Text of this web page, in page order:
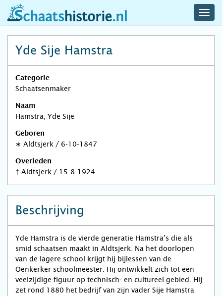
schaatshistorie.nl
Yde Sije Hamstra
Categorie
Schaatsenmaker
Naam
Hamstra, Yde Sije
Geboren
∗ Aldtsjerk / 6-10-1847
Overleden
† Aldtsjerk / 15-8-1924
Beschrijving
Yde Hamstra is de vierde generatie Hamstra’s die als
smid schaatsen maakt in Aldtsjerk. Na het doorlopen
van de lagere school krijgt hij bijlessen van de
Oenkerker schoolmeester. Hij ontwikkelt zich tot een
veelzijdige figuur op technisch- en cultureel gebied. Hij
zet rond 1880 het bedrijf van zijn vader Sije Hamstra